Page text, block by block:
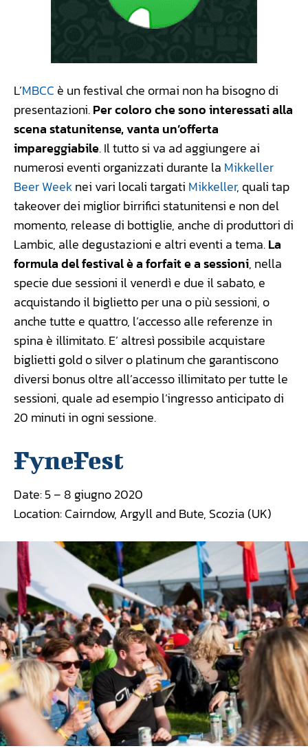
L’MBCC è un festival che ormai non ha bisogno di
presentazioni.Per coloro che sono interessati alla
scena statunitense, vanta un’offerta
impareggiabile. Il tutto si va ad aggiungere ai
numerosi eventi organizzati durante la Mikkeller
Beer Weeknei vari locali targati Mikkeller, quali tap
takeover dei miglior birrifici statunitensi e non del
momento, release di bottiglie, anche di produttori di
Lambic, alle degustazioni e altri eventi a tema.La
formula del festival è a forfait e a sessioni, nella
specie due sessioni il venerdì e due il sabato, e
acquistando il biglietto per una o più sessioni, o
anche tutte e quattro, l’accesso alle referenze in
spina è illimitato. E’ altresì possibile acquistare
biglietti gold o silver o platinum che garantiscono
diversi bonus oltre all’accesso illimitato per tutte le
sessioni, quale ad esempio l’ingresso anticipato di
20 minuti in ogni sessione.
FyneFest
Date: 5 – 8 giugno 2020
Location: Cairndow, Argyll and Bute, Scozia (UK)